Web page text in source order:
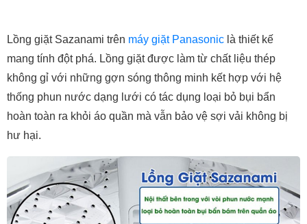
Lồng giặt Sazanami trên máy giặt Panasonic là thiết kế
mang tính đột phá. Lồng giặt được làm từ chất liệu thép
không gỉ với những gợn sóng thông minh kết hợp với hệ
thống phun nước dạng lưới có tác dụng loại bỏ bụi bẩn
hoàn toàn ra khỏi áo quần mà vẫn bảo vệ sợi vải không bị
hư hại.